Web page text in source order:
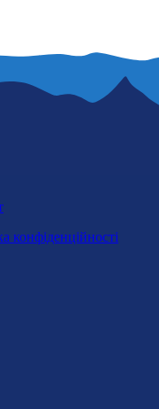
конфіденційності